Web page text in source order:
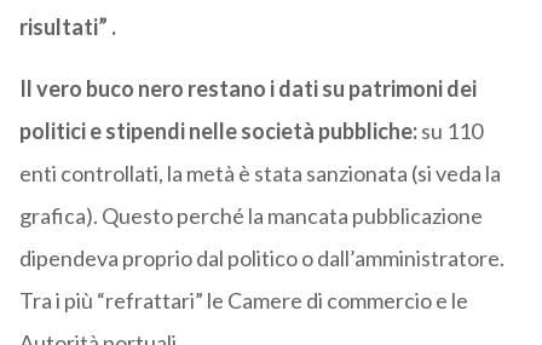
risultati” .
Il vero buco nero restano i dati su patrimoni dei
politici e stipendi nelle società pubbliche:su 110
enti controllati, la metà è stata sanzionata (si veda la
grafica). Questo perché la mancata pubblicazione
dipendeva proprio dal politico o dall’amministratore.
Tra i più “refrattari” le Camere di commercio e le